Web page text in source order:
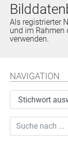
Als registrierter
und im Rahmen
verwenden.
NAVIGATION